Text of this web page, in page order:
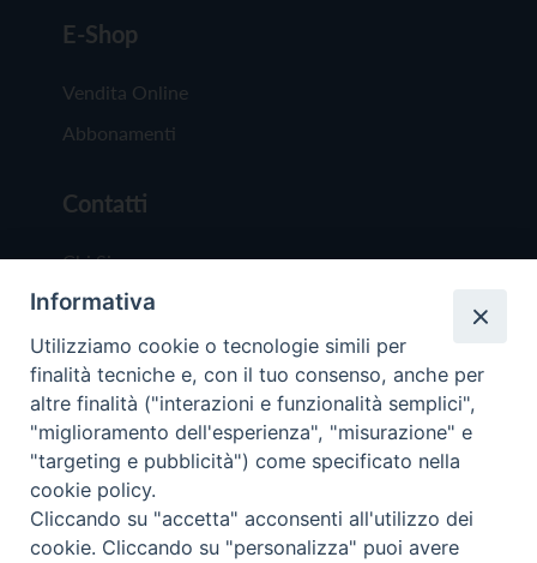
E-Shop
Vendita Online
Abbonamenti
Contatti
Chi Siamo
Redazione
Scrivici
Copyright © 2019 - Tutti i diritti riservati - Vita
Trentina Editrice
Informativa
Utilizziamo cookie o tecnologie simili per
finalità tecniche e, con il tuo consenso, anche per
altre finalità ("interazioni e funzionalità semplici",
"miglioramento dell'esperienza", "misurazione" e
"targeting e pubblicità") come specificato nella
cookie policy.
Cliccando su "accetta" acconsenti all'utilizzo dei
cookie. Cliccando su "personalizza" puoi avere